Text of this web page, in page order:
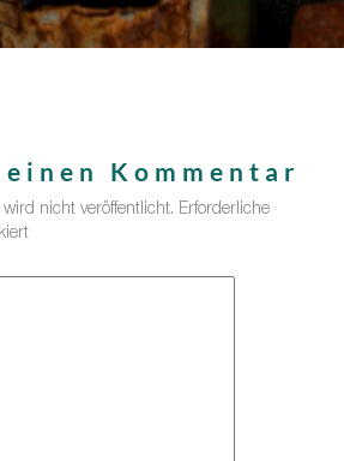
Kommentar
nicht veröffentlicht. Erforderliche